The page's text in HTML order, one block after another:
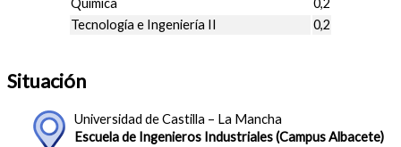
Química
0,2
Tecnología e Ingeniería II
0,2
Situación
Universidad de Castilla – La Mancha
Escuela de Ingenieros Industriales (Campus Albacete)